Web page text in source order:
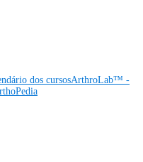
dos cursosArthroLab™ -